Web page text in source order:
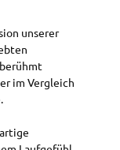
unserer
im Vergleich